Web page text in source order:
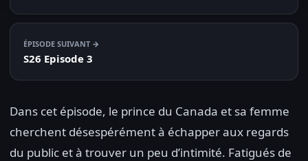
ÉPISODE SUIVANT →
S26 Episode 3
Dans cet épisode, le prince du Canada et sa femme
cherchent désespérément à échapper aux regards
du public et à trouver un peu d’intimité. Fatigués de